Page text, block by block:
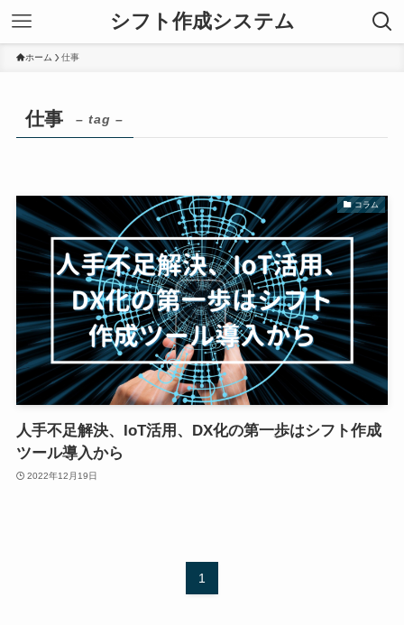
シフト作成システム
ホーム 仕事
仕事 – tag –
コラム
人手不足解決、IoT活用、DX化の第一歩はシフト作成
ツール導入から
2022年12月19日
1